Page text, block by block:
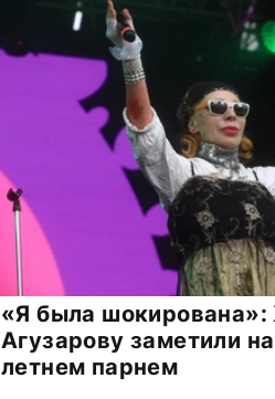
«Я была
Агузарову заметили
летнем парнем